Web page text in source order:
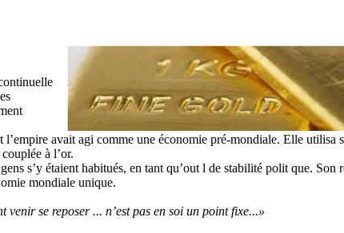
avait agi comme une économie pré-mondiale. Elle utilisa
à l’or.
s’y étaient habitués, en tant qu’out l de stabilité polit que. Son
mondiale unique.
venir se reposer ... n’est pas en soi un pointfixe...»